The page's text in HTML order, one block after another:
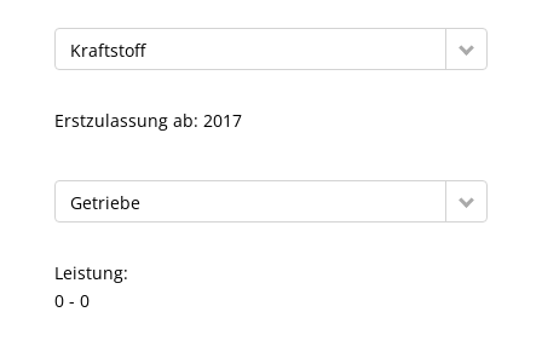
Kraftstoff
Erstzulassung ab: 2017
Getriebe
Leistung:
0
0